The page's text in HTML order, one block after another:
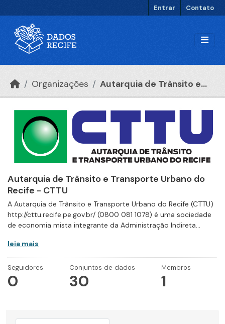
Entrar Contato
Organizações Autarquia de Trânsito e...
Autarquia de Trânsito e Transporte Urbano do
Recife - CTTU
A Autarquia de Trânsito e Transporte Urbano do Recife (CTTU)
http://cttu.recife.pe.gov.br/ (0800 081 1078) é uma sociedade
de economia mista integrante da Administração Indireta...
leia mais
Seguidores
0
Conjuntos de dados
30
Membros
1